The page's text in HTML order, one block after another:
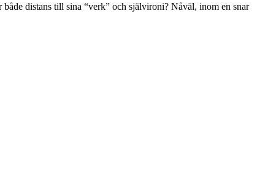
distans till sina “verk” och självironi? Nåväl, inom en snar